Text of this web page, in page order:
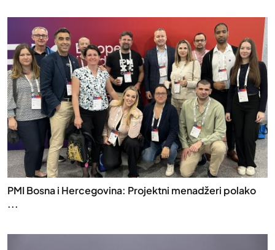
PMI Bosna i Hercegovina: Projektni menadžeri polako
...